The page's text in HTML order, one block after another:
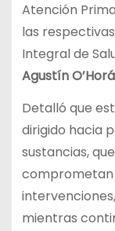
Atención
las
Integral de
Agustín
Detalló que
dirigido hacia
sustancias,
comprometan
mientras